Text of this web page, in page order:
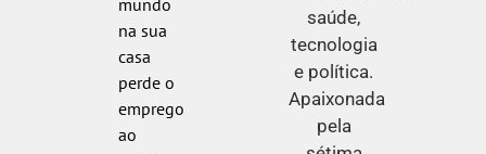
mundo
na sua
casa
perde o
emprego
ao
saúde,
tecnologia
e política.
Apaixonada
pela